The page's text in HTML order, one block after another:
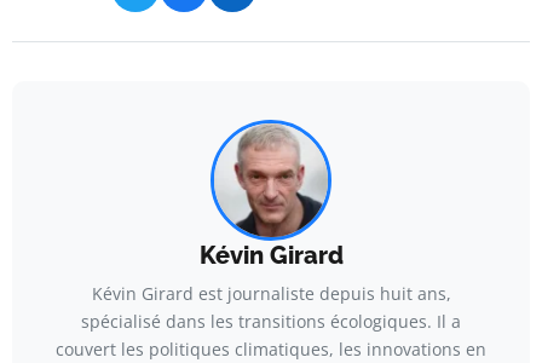
Kévin Girard
Kévin Girard est journaliste depuis huit ans,
spécialisé dans les transitions écologiques. Il a
couvert les politiques climatiques, les innovations en